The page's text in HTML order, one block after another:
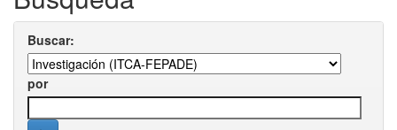
Buscar:
por